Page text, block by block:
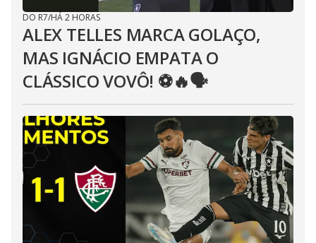
DO R7/HÁ 2 HORAS
ALEX TELLES MARCA GOLAÇO,
MAS IGNÁCIO EMPATA O
CLÁSSICO VOVÔ! ⚽️🔥🗣